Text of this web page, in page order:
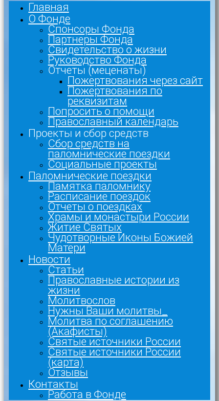
Главная
О Фонде
Спонсоры Фонда
Партнеры Фонда
Свидетельство о жизни
Руководство Фонда
Отчеты (меценаты)
Пожертвования через сайт
Пожертвования по
реквизитам
Попросить о помощи
Православный календарь
Проекты и сбор средств
Сбор средств на
паломнические поездки
Социальные проекты
Паломнические поездки
Памятка паломнику
Расписание поездок
Отчеты о поездках
Храмы и монастыри России
Житие Святых
Чудотворные Иконы Божией
Матери
Новости
Статьи
Православные истории из
жизни
Молитвослов
Нужны Ваши молитвы_
Молитва по соглашению
(Акафисты)
Святые источники России
Святые источники России
(карта)
Отзывы
Контакты
Работа в Фонде